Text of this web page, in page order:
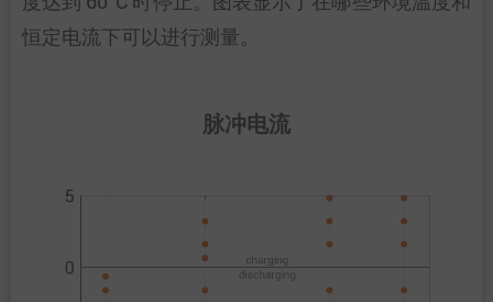
恒定电流下可以进行测量。
脉冲电流